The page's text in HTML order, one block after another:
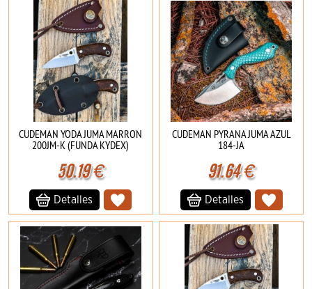
CUDEMAN YODA JUMA MARRON
200JM-K (FUNDA KYDEX)
50.19€
Detalles
CUDEMAN PYRANA JUMA AZUL
184-JA
91.64€
Detalles